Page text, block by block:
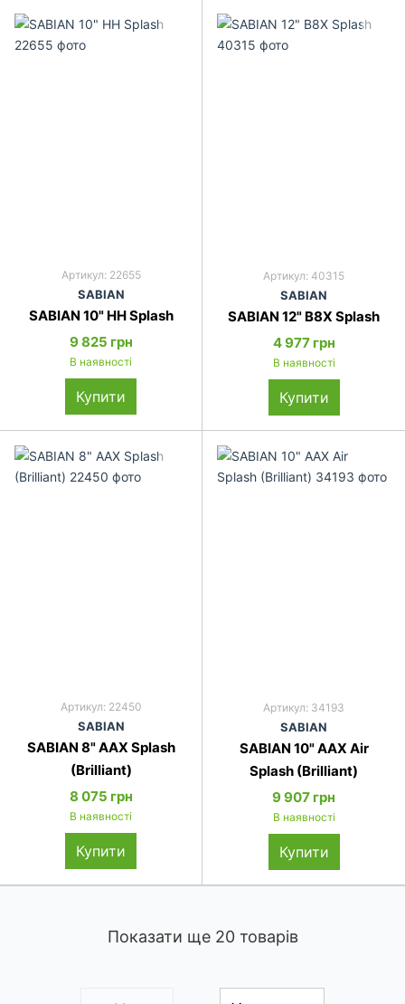
Артикул: 22655
SABIAN
SABIAN 10" HH Splash
9 825 грн
В наявності
Купити
Артикул: 40315
SABIAN
SABIAN 12" B8X Splash
4 977 грн
В наявності
Купити
Артикул: 22450
SABIAN
SABIAN 8" AAX Splash
(Brilliant)
8 075 грн
В наявності
Купити
Артикул: 34193
SABIAN
SABIAN 10" AAX Air
Splash (Brilliant)
9 907 грн
В наявності
Купити
Показати ще 20 товарів